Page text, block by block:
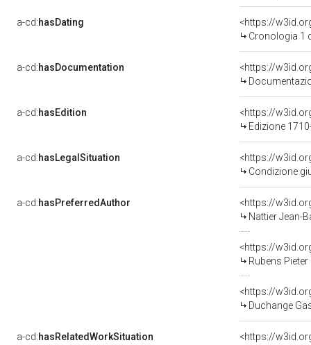
a-cd:hasDating
<https://
Cronologia 1
a-cd:hasDocumentation
a-cd:hasEdition
<https://
Edizione
a-cd:hasLegalSituation
<https://
Condizione
a-cd:hasPreferredAuthor
<https://
Nattier Jean-
<https://
Rubens
<https://
Duchange
a-cd:hasRelatedWorkSituation
<https://